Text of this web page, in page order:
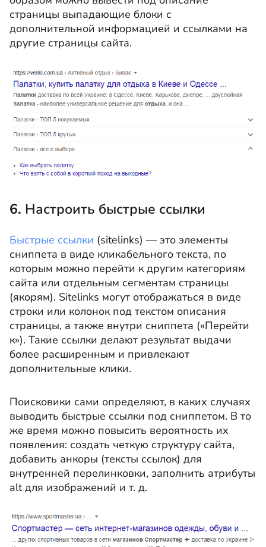
страницы выпадающие блоки с
дополнительной информацией и ссылками на
другие страницы сайта.
6. Настроить быстрые ссылки
Быстрые ссылки (sitelinks) — это элементы
сниппета в виде кликабельного текста, по
которым можно перейти к другим категориям
сайта или отдельным сегментам страницы
(якорям). Sitelinks могут отображаться в виде
строки или колонок под текстом описания
страницы, а также внутри сниппета («Перейти
к»). Такие ссылки делают результат выдачи
более расширенным и привлекают
дополнительные клики.
Поисковики сами определяют, в каких случаях
выводить быстрые ссылки под сниппетом. В то
же время можно повысить вероятность их
появления: создать четкую структуру сайта,
добавить анкоры (тексты ссылок) для
внутренней перелинковки, заполнить атрибуты
alt для изображений и т. д.